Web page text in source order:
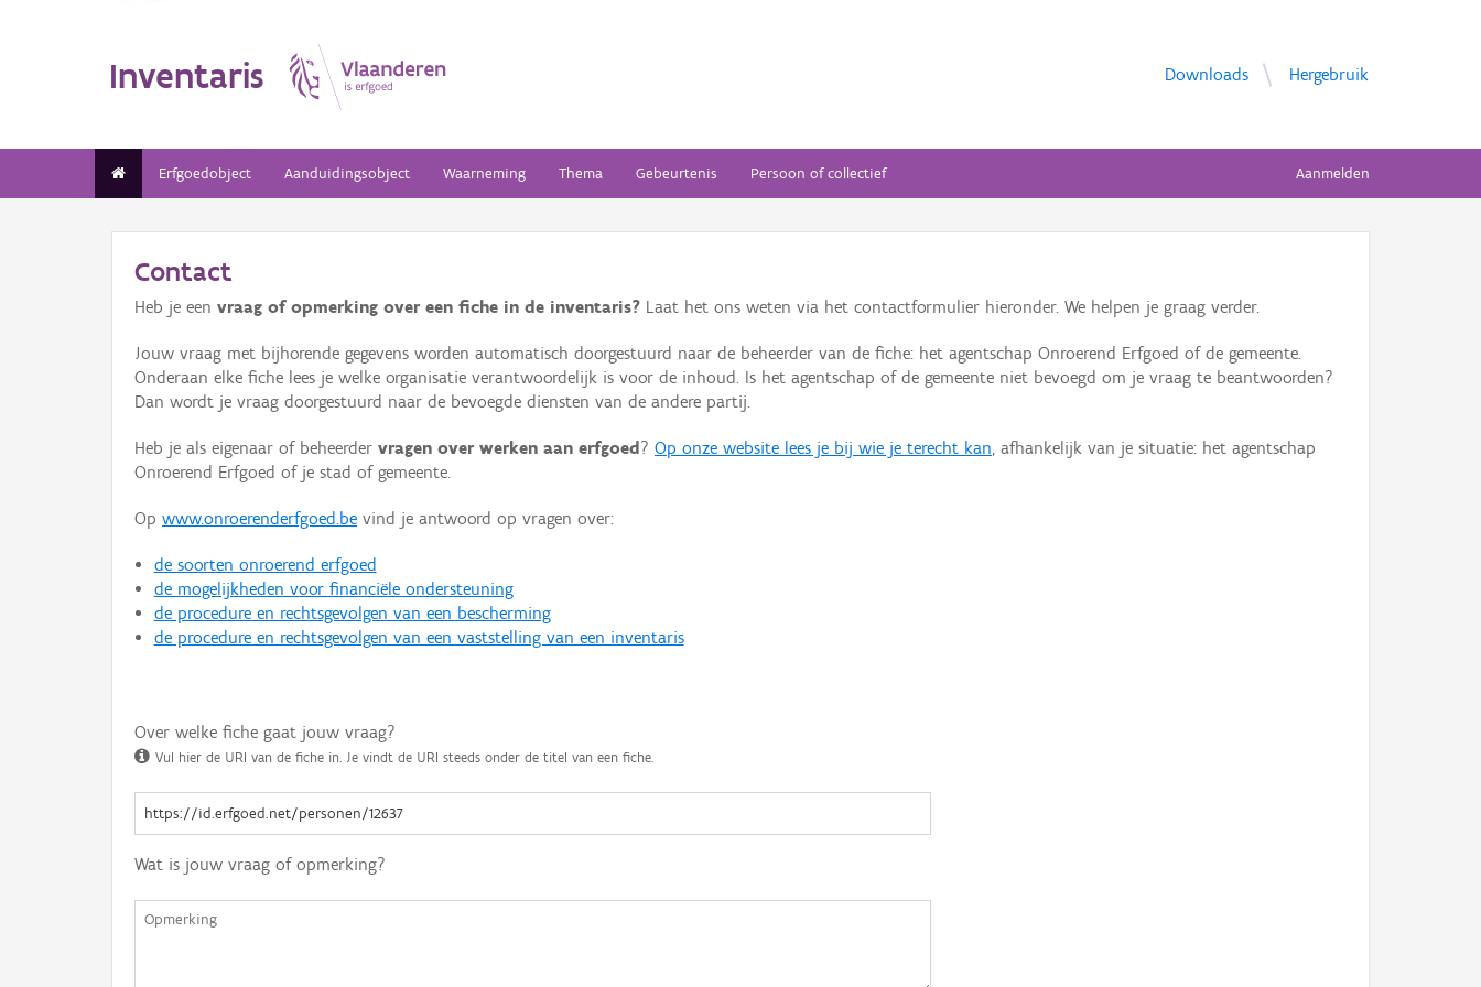
Inventaris Downloads Hergebruik
Erfgoedobject Aanduidingsobject Waarneming Thema Gebeurtenis Persoon of collectief Aanmelden
Contact
Heb je een vraag of opmerking over een fiche in de inventaris? Laat het ons weten via het contactformulier hieronder. We helpen je graag verder.
Jouw vraag met bijhorende gegevens worden automatisch doorgestuurd naar de beheerder van de fiche: het agentschap Onroerend Erfgoed of de gemeente.
Onderaan elke fiche lees je welke organisatie verantwoordelijk is voor de inhoud. Is het agentschap of de gemeente niet bevoegd om je vraag te beantwoorden?
Dan wordt je vraag doorgestuurd naar de bevoegde diensten van de andere partij.
Heb je als eigenaar of beheerder vragen over werken aan erfgoed ? Op onze website lees je bij wie je terecht kan, afhankelijk van je situatie: het agentschap
Onroerend Erfgoed of je stad of gemeente.
Op www.onroerenderfgoed.be vind je antwoord op vragen over:
de soorten onroerend erfgoed
de mogelijkheden voor financiële ondersteuning
de procedure en rechtsgevolgen van een bescherming
de procedure en rechtsgevolgen van een vaststelling van een inventaris
Over welke fiche gaat jouw vraag?
Vul hier de URI van de fiche in. Je vindt de URI steeds onder de titel van een fiche.
Wat is jouw vraag of opmerking?